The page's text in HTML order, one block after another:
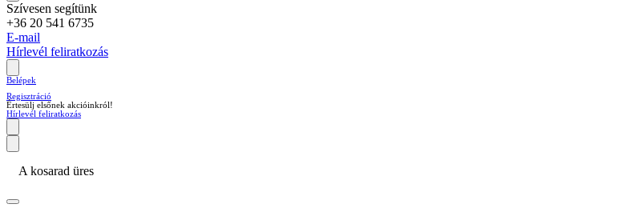
Szívesen segítünk
+36 20 541 6735
E-mail
Hírlevél feliratkozás
Belépek
Regisztráció
Értesülj elsőnek akcióinkról!
Hírlevél feliratkozás
A kosarad üres